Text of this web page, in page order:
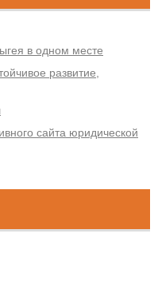
в одном месте
развитие,
сайта юридической